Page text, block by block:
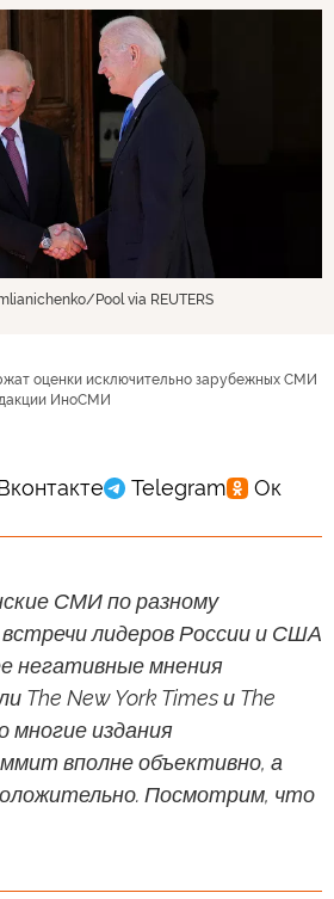
Pool via REUTERS
оценки исключительно зарубежных СМИ
ИноСМИ
СМИ по разному
лидеров России и США
негативные мнения
The New York Times и The
многие издания
вполне объективно, а
Посмотрим, что